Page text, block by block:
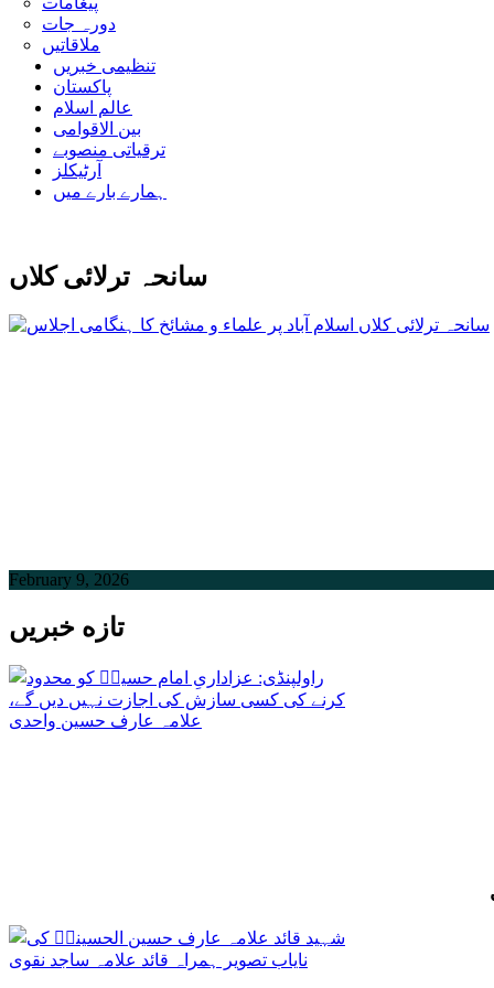
دورہ جات
ملاقاتیں
تنظیمی خبریں
پاکستان
عالم اسلام
بین الاقوامی
ترقیاتی منصوبے
آرٹیکلز
ہمارے بارے میں
سانحہ ترلائی کلاں
February 9, 2026
تازه خبریں